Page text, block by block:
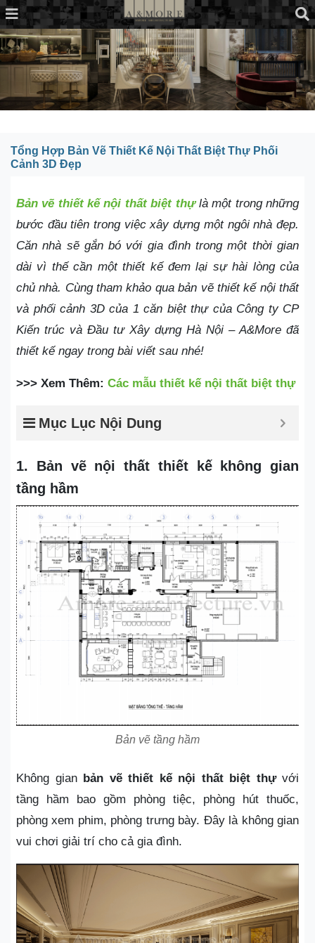
Tổng Hợp Bản Vẽ Thiết Kế Nội Thất Biệt Thự Phối
Cảnh 3D Đẹp
Bản vẽ thiết kế nội thất biệt thự là một trong những
bước đầu tiên trong việc xây dựng một ngôi nhà đẹp.
Căn nhà sẽ gắn bó với gia đình trong một thời gian
dài vì thế cần một thiết kế đem lại sự hài lòng của
chủ nhà. Cùng tham khảo qua bản vẽ thiết kế nội thất
và phối cảnh 3D của 1 căn biệt thự của Công ty CP
Kiến trúc và Đầu tư Xây dựng Hà Nội – A&More đã
thiết kế ngay trong bài viết sau nhé!
>>> Xem Thêm: Các mẫu thiết kế nội thất biệt thự
Mục Lục Nội Dung
1. Bản vẽ nội thất thiết kế không gian
tầng hầm
Bản vẽ tầng hầm
Không gian bản vẽ thiết kế nội thất biệt thự với
tầng hầm bao gồm phòng tiệc, phòng hút thuốc,
phòng xem phim, phòng trưng bày. Đây là không gian
vui chơi giải trí cho cả gia đình.